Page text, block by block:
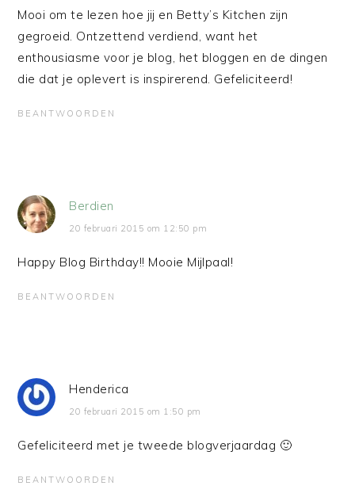
Mooi om te lezen hoe jij en Betty’s Kitchen zijn
gegroeid. Ontzettend verdiend, want het
enthousiasme voor je blog, het bloggen en de dingen
die dat je oplevert is inspirerend. Gefeliciteerd!
BEANTWOORDEN
Berdien
20 februari 2015 om 12:50 pm
Happy Blog Birthday!! Mooie Mijlpaal!
BEANTWOORDEN
Henderica
20 februari 2015 om 1:50 pm
Gefeliciteerd met je tweede blogverjaardag 🙂
BEANTWOORDEN